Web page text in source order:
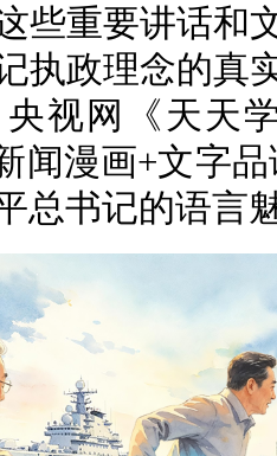
些重要讲话和
执政理念的真
视网《天天
闻漫画+文字
总书记的语言